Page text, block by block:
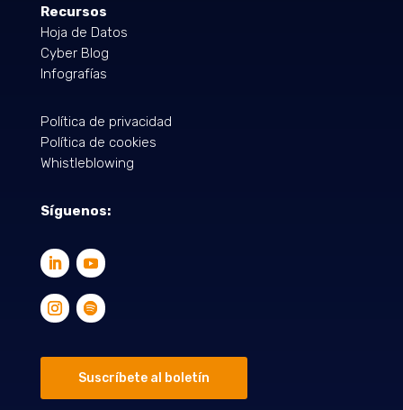
Recursos
Hoja de Datos
Cyber Blog
Infografías
Política de privacidad
Política de cookies
Whistleblowing
Síguenos:
Suscríbete al boletín